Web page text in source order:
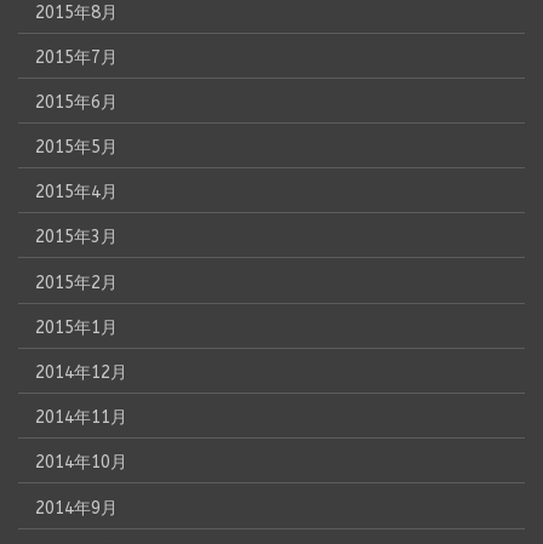
2015年8月
2015年7月
2015年6月
2015年5月
2015年4月
2015年3月
2015年2月
2015年1月
2014年12月
2014年11月
2014年10月
2014年9月